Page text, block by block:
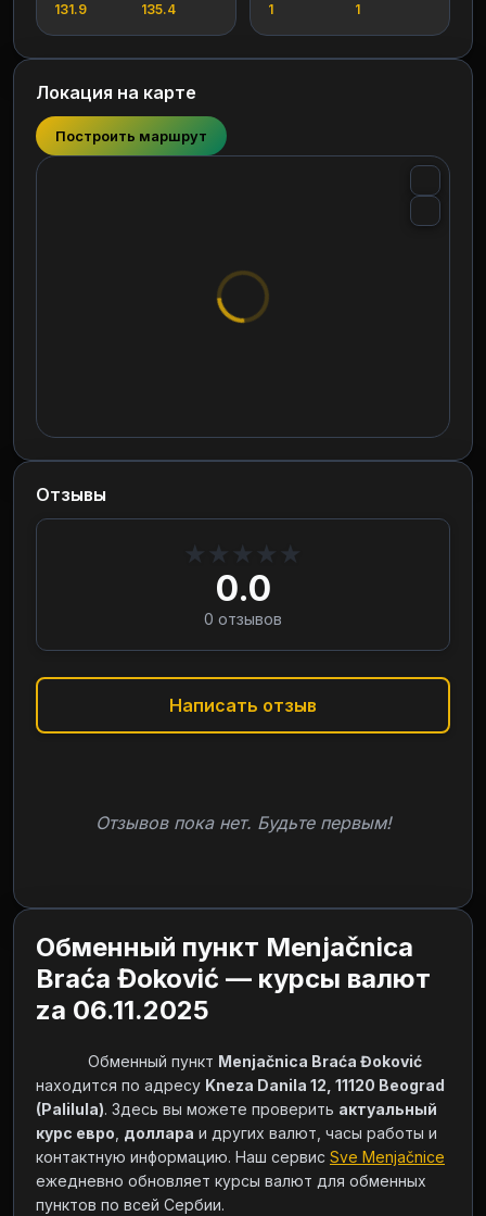
131.9
135.4
1
1
Локация на карте
Построить маршрут
Отзывы
★ ★ ★ ★ ★
0.0
0 отзывов
Написать отзыв
Отзывов пока нет. Будьте первым!
Обменный пункт Menjačnica
Braća Đoković — курсы валют
za 06.11.2025
            Обменный пункт
Menjačnica Braća Đoković
находится по адресу Kneza Danila 12, 11120 Beograd
(Palilula). Здесь вы можете проверить актуальный
курс евро доллара и других валют, часы работы и
контактную информацию. Наш сервис Sve Menjačnice
ежедневно обновляет курсы валют для обменных
пунктов по всей Сербии.